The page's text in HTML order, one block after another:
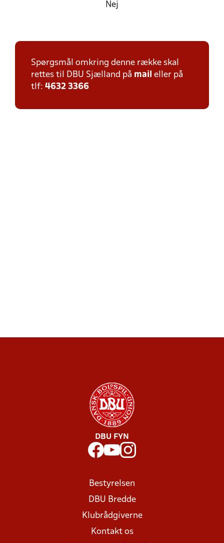
Nej
Spørgsmål omkring denne række skal
rettes til DBU Sjælland på mail eller på
tlf: 4632 3366
DBU FYN
Bestyrelsen
DBU Bredde
Klubrådgiverne
Kontakt os